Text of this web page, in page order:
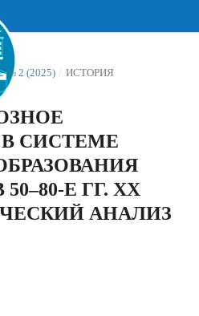
№ 2 (2025) / ИСТОРИЯ
СИСТЕМЕ
Е ГГ. ХХ
АНАЛИЗ